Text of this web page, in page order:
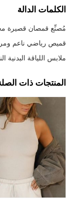
الكلمات الدالة
مُصنِّع قمصان قصيرة
قميص رياضي ناعم
ملابس اللياقة البدنية
المنتجات ذات